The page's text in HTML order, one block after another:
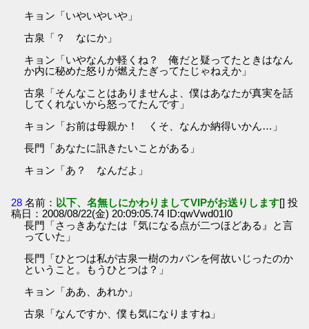
キョン「いやいやいや」
古泉「？ なにか」
キョン「いやなんか軽くね？ 俺だと疑ってたときはなん
か内に秘めた怒りが燃えたぎってたじゃねえか」
古泉「そんなことはありませんよ、僕はあなたが真実を話
してくれないから怒ってたんです」
キョン「お前は母親か！ くそ、なんか納得いかん…」
長門「あなたに訊きたいことがある」
キョン「あ？ なんだよ」
28 名前： 以下、名無しにかわりましてVIPがお送りします[] 投
稿日：2008/08/22(金) 20:09:05.74 ID:qwVwd01I0
長門「さっきあなたは『気になる点が二つほどある』と言
っていた」
長門「ひとつは私が古泉一樹のカバンを何故いじったのか
ということ。もうひとつは？」
キョン「ああ、あれか」
古泉「なんですか、僕も気になりますね」